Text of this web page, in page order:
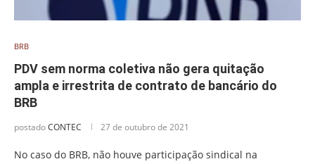
BRB
PDV sem norma coletiva não gera quitação
ampla e irrestrita de contrato de bancário do
BRB
postadoCONTEC 27 de outubro de 2021
No caso do BRB, não houve participação sindical na